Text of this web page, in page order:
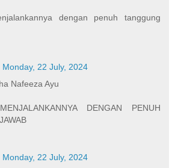
dengan penuh tanggung
Monday, 22 July, 2024
Nafeeza Ayu
DENGAN PENUH
Monday, 22 July, 2024